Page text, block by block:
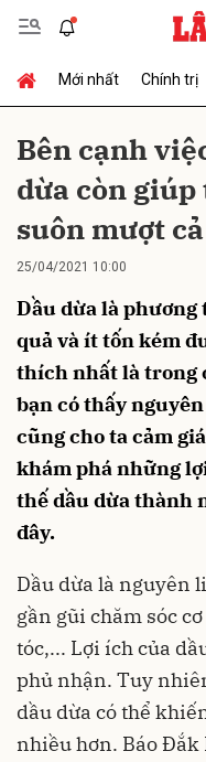
Mới nhất Chính trị
Bên cạnh
dừa còn
suôn mượt
25/04/2021 10:00
Dầu dừa là
quả và ít tốn kém
thích nhất là trong
bạn có thấy
cũng cho ta cảm
khám phá những
thế dầu dừa thành
đây.
Dầu dừa là nguyên
gần gũi chăm sóc
tóc,... Lợi ích của
phủ nhận. Tuy
dầu dừa có thể
nhiều hơn. Báo
Gửi bình luận